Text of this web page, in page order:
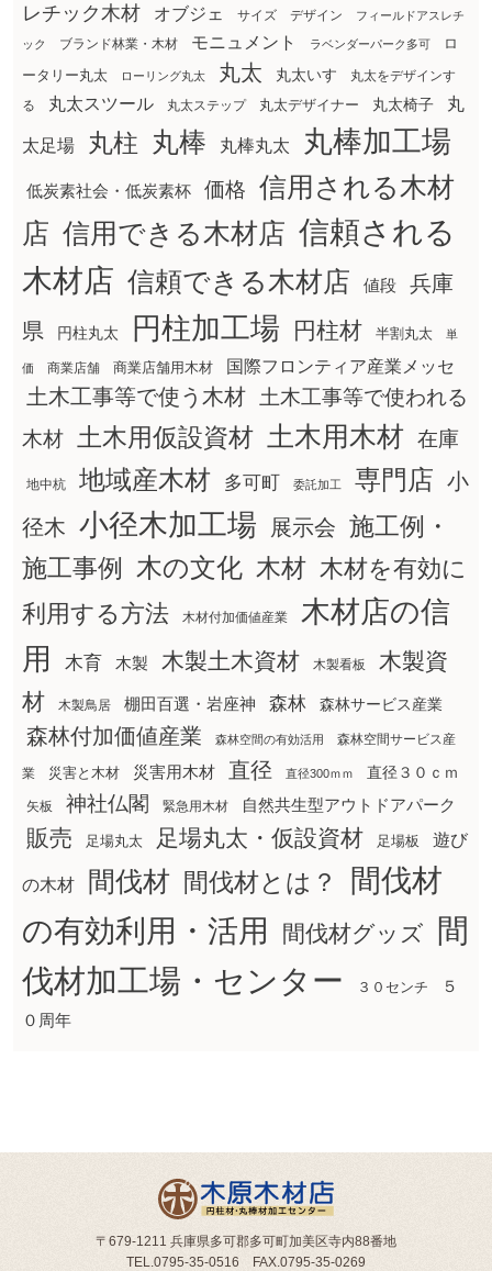
レチック木材
オブジェ サイズ デザイン フィールドアスレチ
ック ブランド林業・木材 モニュメント ラベンダーパーク多可
ロ
ータリー丸太
ローリング丸太 丸太 丸太いす
丸太をデザインす
る
丸太スツール 丸太ステップ 丸太デザイナー 丸太椅子 丸
太足場 丸柱 丸棒 丸棒丸太 丸棒加工場
低炭素社会・低炭素杯 価格
信用される木材
店 信用できる木材店 信頼される
木材店 信頼できる木材店 値段
兵庫
県
円柱丸太 円柱加工場 円柱材 半割丸太 単
価 商業店舗 商業店舗用木材 国際フロンティア産業メッセ
土木工事等で使う木材
土木工事等で使われる
木材
土木用仮設資材 土木用木材 在庫
地中杭 地域産木材 多可町 委託加工 専門店 小
径木 小径木加工場 展示会 施工例・
施工事例
木の文化 木材 木材を有効に
利用する方法
木材付加価値産業
木材店の信
用
木育 木製 木製土木資材 木製看板
木製資
材
木製鳥居 棚田百選・岩座神 森林 森林サービス産業
森林付加価値産業 森林空間の有効活用 森林空間サービス産
業 災害と木材 災害用木材 直径 直径300ｍｍ 直径３０ｃｍ
矢板 神社仏閣 緊急用木材 自然共生型アウトドアパーク
販売 足場丸太 足場丸太・仮設資材 足場板 遊び
の木材 間伐材 間伐材とは？
間伐材
の有効利用・活用
間伐材グッズ
間
伐材加工場・センター
３０センチ
５
０周年
〒679-1211 兵庫県多可郡多可町加美区寺内88番地
TEL.0795-35-0516 FAX.0795-35-0269